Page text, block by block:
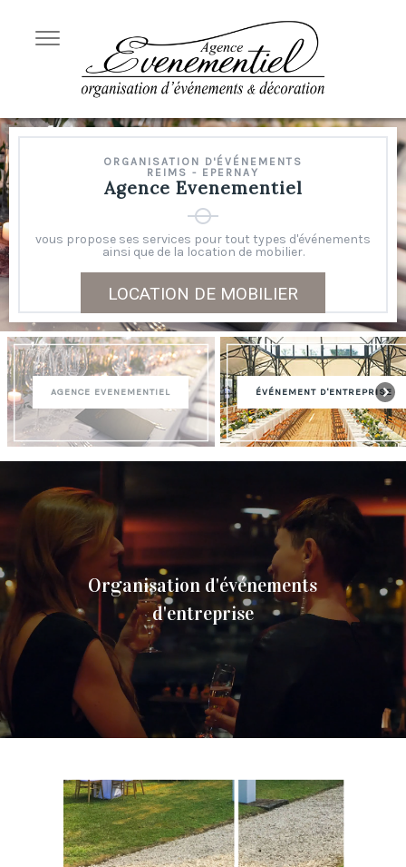
ORGANISATION D'ÉVÉNEMENTS
REIMS - EPERNAY
Agence Evenementiel
vous propose ses services pour tout types d'événements
ainsi que de la location de mobilier.
LOCATION DE MOBILIER
AGENCE EVENEMENTIEL ÉVÉNEMENT D'ENTREPRISE
Organisation d'événements
d'entreprise